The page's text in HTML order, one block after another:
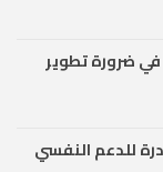
ضرورة تطوير
للدعم النفسي